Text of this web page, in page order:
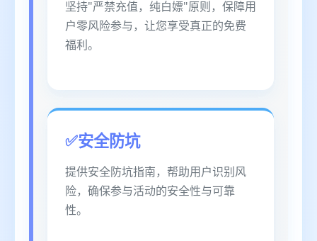
坚持"严禁充值，纯白嫖"原则，保障用
户零风险参与，让您享受真正的免费
福利。
安全防坑
提供安全防坑指南，帮助用户识别风
险，确保参与活动的安全性与可靠
性。